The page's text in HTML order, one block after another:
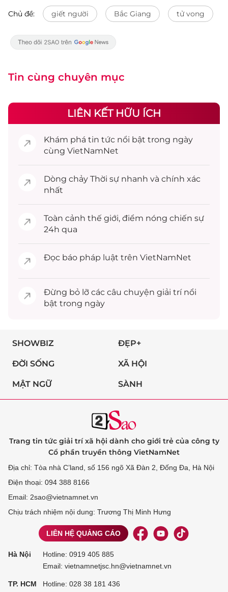
Chủ đề: giết người Bắc Giang tử vong
Tin cùng chuyên mục
LIÊN KẾT HỮU ÍCH
Khám phá tin tức nổi bật trong ngày
cùng VietNamNet
Dòng chảy Thời sự nhanh và chính xác
nhất
Toàn cảnh thế giới, điểm nóng chiến sự
24h qua
Đọc báo pháp luật trên VietNamNet
Đừng bỏ lỡ các câu chuyện giải trínổi
bật trong ngày
SHOWBIZ ĐẸP+
ĐỜI SỐNG XÃ HỘI
MẬT NGỮ SÀNH
Trang tin tức giải trí xã hội dành cho giới trẻ của công ty
Cổ phần truyền thông VietNamNet
Địa chỉ: Tòa nhà C’land, số 156 ngõ Xã Đàn 2, Đống Đa, Hà Nội
Điện thoại: 094 388 8166
Email: 2sao@vietnamnet.vn
Chịu trách nhiệm nội dung: Trương Thị Minh Hưng
LIÊN HỆ QUẢNG CÁO
Hà Nội Hotline: 0919 405 885
Email: vietnamnetjsc.hn@vietnamnet.vn
TP. HCM Hotline: 028 38 181 436